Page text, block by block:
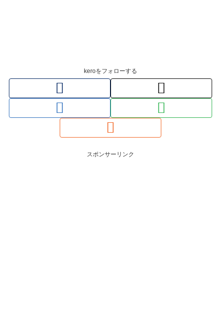
keroをフォローする
スポンサーリンク